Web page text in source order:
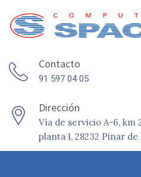
Contacto
91 597 04 05
Dirección
Vía de servicio A-6, km
planta 1, 28232 Pinar